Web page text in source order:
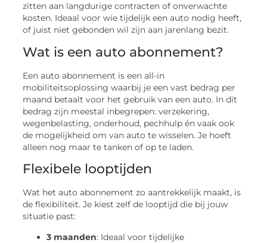
zitten aan langdurige contracten of onverwachte
kosten. Ideaal voor wie tijdelijk een auto nodig heeft,
of juist niet gebonden wil zijn aan jarenlang bezit.
Wat is een auto abonnement?
Een auto abonnement is een all-in
mobiliteitsoplossing waarbij je een vast bedrag per
maand betaalt voor het gebruik van een auto. In dit
bedrag zijn meestal inbegrepen: verzekering,
wegenbelasting, onderhoud, pechhulp én vaak ook
de mogelijkheid om van auto te wisselen. Je hoeft
alleen nog maar te tanken of op te laden.
Flexibele looptijden
Wat het auto abonnement zo aantrekkelijk maakt, is
de flexibiliteit. Je kiest zelf de looptijd die bij jouw
situatie past:
3 maanden: Ideaal voor tijdelijke